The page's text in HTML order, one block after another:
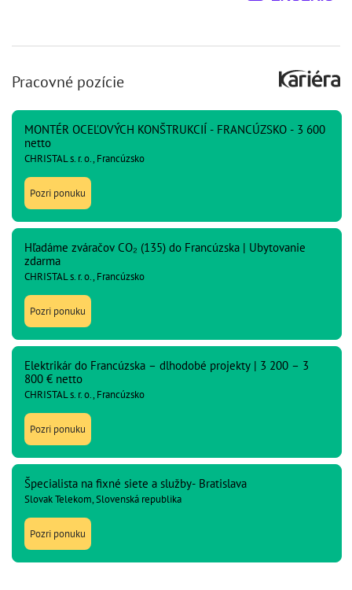
Pracovné pozície
MONTÉR OCEĽOVÝCH KONŠTRUKCIÍ - FRANCÚZSKO - 3 600
netto
CHRISTAL s. r. o., Francúzsko
Pozri ponuku
Hľadáme zváračov CO₂ (135) do Francúzska | Ubytovanie
zdarma
CHRISTAL s. r. o., Francúzsko
Pozri ponuku
Elektrikár do Francúzska – dlhodobé projekty | 3 200 – 3
800 € netto
CHRISTAL s. r. o., Francúzsko
Pozri ponuku
Špecialista na fixné siete a služby- Bratislava
Slovak Telekom, Slovenská republika
Pozri ponuku